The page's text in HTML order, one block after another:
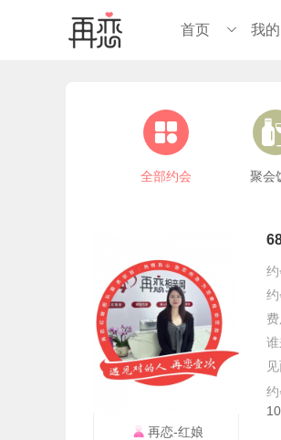
首页
 河源总站
 东源分站
清远分站
 深莞分站
我的

全部约会 聚会
再恋-红娘
约
约
谁
约